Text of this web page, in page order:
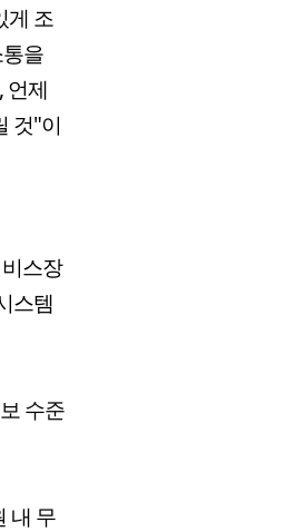
게 조
을
언제
것"이
스장
스템
수준
내 무